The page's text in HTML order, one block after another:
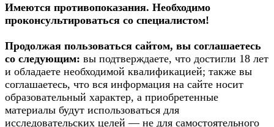
Имеются противопоказания. Необходимо
проконсультироваться со специалистом!
Продолжая пользоваться сайтом, вы соглашаетесь
со следующим: вы подтверждаете, что достигли 18 лет
и обладаете необходимой квалификацией; также вы
соглашаетесь, что вся информация на сайте носит
образовательный характер, а приобретенные
материалы будут использоваться для
исследовательских целей — не для самостоятельного